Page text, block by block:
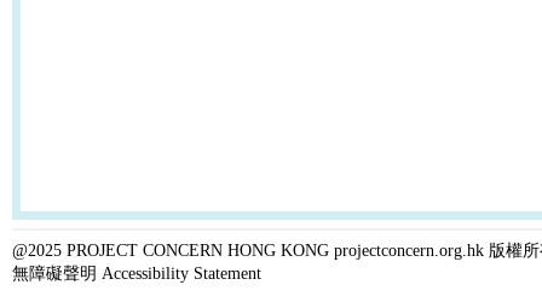
@2025 PROJECT CONCERN HONG KONG projectconcern.org.hk 版權
無障礙聲明 Accessibility Statement